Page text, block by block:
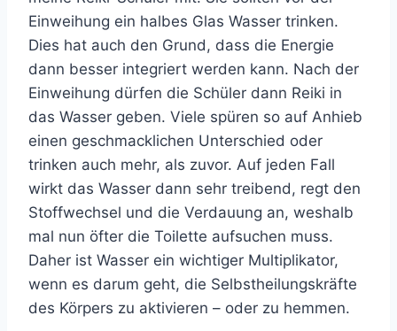
Einweihung ein halbes Glas Wasser trinken.
Dies hat auch den Grund, dass die Energie
dann besser integriert werden kann. Nach der
Einweihung dürfen die Schüler dann Reiki in
das Wasser geben. Viele spüren so auf Anhieb
einen geschmacklichen Unterschied oder
trinken auch mehr, als zuvor. Auf jeden Fall
wirkt das Wasser dann sehr treibend, regt den
Stoffwechsel und die Verdauung an, weshalb
mal nun öfter die Toilette aufsuchen muss.
Daher ist Wasser ein wichtiger Multiplikator,
wenn es darum geht, die Selbstheilungskräfte
des Körpers zu aktivieren – oder zu hemmen.